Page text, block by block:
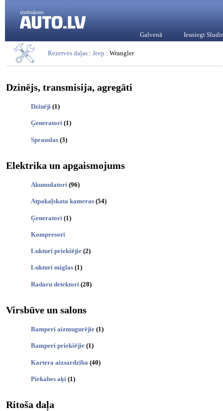
sludinājumi
Galvenā Iesniegt
Rezerves daļas : Jeep : Wrangler
Dzinējs, transmisija, agregāti
Dzinēji (1)
Ģeneratori (1)
Sprauslas (3)
Elektrika un apgaismojums
Akumulatori (96)
Atpakaļskata kameras (54)
Ģeneratori (1)
Kompresori
Lukturi priekšējie (2)
Lukturi miglas (1)
Radaru detektori (28)
Virsbūve un salons
Bamperi aizmugurējie (1)
Bamperi priekšējie (1)
Kartera aizsardzība (40)
Piekabes aķi (1)
Ritoša daļa